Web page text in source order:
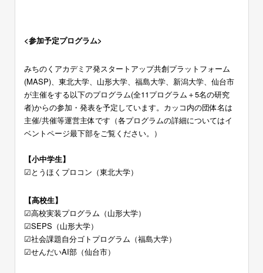
<参加予定プログラム>
みちのくアカデミア発スタートアップ共創プラットフォーム
(MASP)、東北大学、山形大学、福島大学、新潟大学、仙台市
が主催をする以下のプログラム(全11プログラム＋5名の研究
者)からの参加・発表を予定しています。カッコ内の団体名は
主催/共催等運営主体です（各プログラムの詳細についてはイ
ベントページ最下部をご覧ください。）
【小中学生】
☑︎とうほくプロコン（東北大学）
【高校生】
☑︎高校実装プログラム（山形大学）
☑︎SEPS（山形大学）
☑︎社会課題自分ゴトプログラム（福島大学）
☑︎せんだいAI部（仙台市）